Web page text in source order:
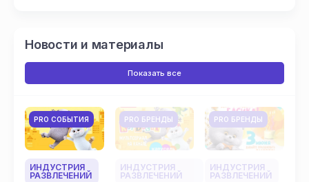
Новости и материалы
Показать все
PRO СОБЫТИЯ
ИНДУСТРИЯ
РАЗВЛЕЧЕНИЙ
PRO БРЕНДЫ
ИНДУСТРИЯ
РАЗВЛЕЧЕНИЙ
PRO БРЕНДЫ
ИНДУСТРИЯ
РАЗВЛЕЧЕНИЙ